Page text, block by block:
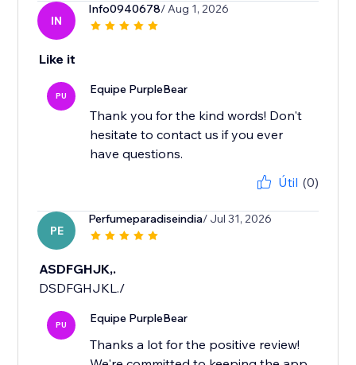
IN
Info0940678/ Aug 1, 2026
Like it
PU Equipe PurpleBear
Thank you for the kind words! Don't
hesitate to contact us if you ever
have questions.
Útil (0)
PE
Perfumeparadiseindia/ Jul 31, 2026
ASDFGHJK,.
DSDFGHJKL./
PU Equipe PurpleBear
Thanks a lot for the positive review!